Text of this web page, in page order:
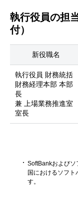
執行役員の担
付）
新役職名
執行役員 財務統括
財務経理本部 本部
長
兼 上場業務推進室
室長
SoftBankおよびソ
国におけるソフト
す。